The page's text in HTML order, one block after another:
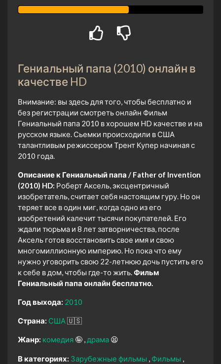
Гениальный папа (2010) онлайн в
качестве HD
Внимание: вы здесь для того, чтобы бесплатно и
без регистрации смотреть онлайн Фильм
Гениальный папа 2010 в хорошем HD качестве и на
русском языке. Сьемки происходили в США
талантливым режиссером Трент Купер начиная с
2010 года.
Описание к Гениальный папа / Father of Invention
(2010) HD: Роберт Аксель, эксцентричный
изобретатель, считает себя настоящим гуру. Но он
теряет все в один миг, когда одно из его
изобретений калечит тысячи покупателей. Его
ждали тюрьма и 8 лет затворничества, после
Аксель готов восстановить свое имя и свою
многомиллионную империю. Но пока что ему
нужно уговорить свою 22-летнюю дочь пустить его
к себе в дом, чтобы где-то жить.Фильм
Гениальный папа онлайн бесплатно.
Год выхода: 2010
Страна: США🇺🇸
Жанр: комедия 🤪 драма 😫
В категориях: Зарубежные фильмы
Фильмы